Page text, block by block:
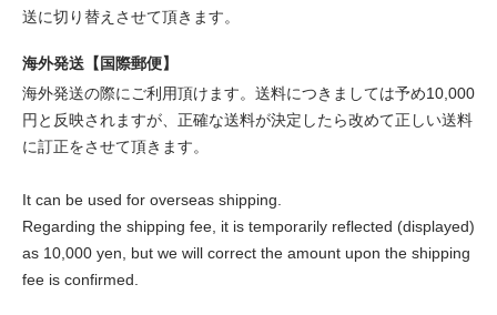
送に切り替えさせて頂きます。
海外発送【国際郵便】
海外発送の際にご利用頂けます。送料につきましては予め10,000
円と反映されますが、正確な送料が決定したら改めて正しい送料
に訂正をさせて頂きます。
It can be used for overseas shipping.
Regarding the shipping fee, it is temporarily reflected (displayed)
as 10,000 yen, but we will correct the amount upon the shipping
fee is confirmed.